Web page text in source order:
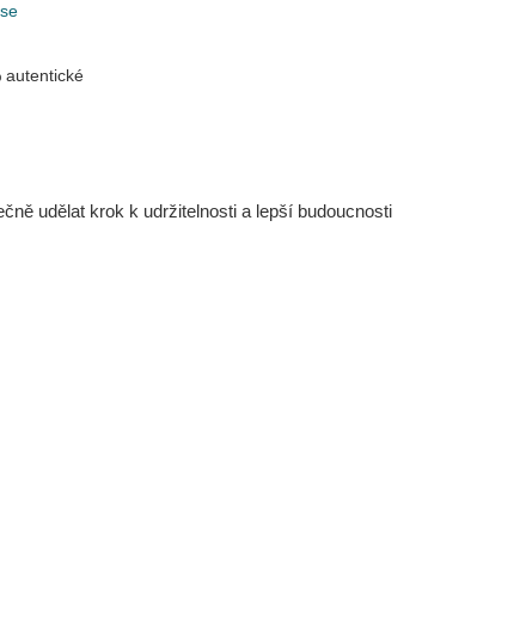
autentické
udělat krok k udržitelnosti a lepší budoucnosti